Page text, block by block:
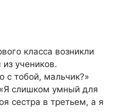
класса возникли
учеников.
с тобой, мальчик?»
слишком умный для
сестра в третьем, а я